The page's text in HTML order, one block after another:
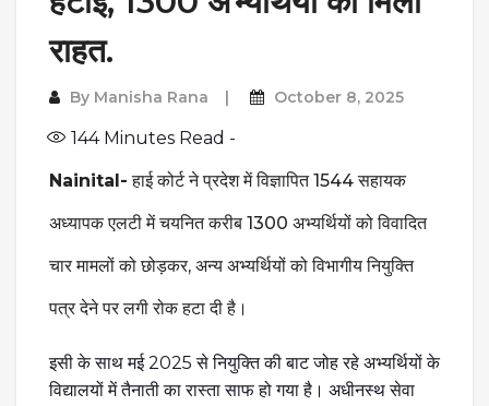
राहत.
By Manisha Rana October 8, 2025
144Minutes Read -
Nainital- हाई कोर्ट ने प्रदेश में विज्ञापित 1544 सहायक
अध्यापक एलटी में चयनित करीब 1300 अभ्यर्थियों को विवादित
चार मामलों को छोड़कर, अन्य अभ्यर्थियों को विभागीय नियुक्ति
पत्र देने पर लगी रोक हटा दी है।
इसी के साथ मई 2025 से नियुक्ति की बाट जोह रहे अभ्यर्थियों के
विद्यालयों में तैनाती का रास्ता साफ हो गया है। अधीनस्थ सेवा